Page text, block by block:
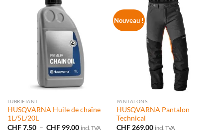
LUBRIFIANT
HUSQVARNA Huile de chaîne
1L/5L/20L
CHF7.50 – CHF99.00Plage
incl. TVA
Nouveau !
PANTALONS
HUSQVARNA Pantalon
Technical
CHF269.00 incl. TVA